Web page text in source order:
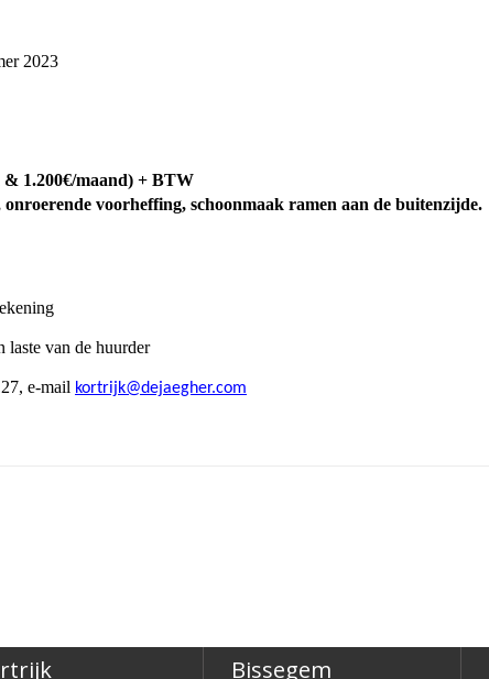
2023
& 1.200€/maand) + BTW
voorheffing, schoonmaak ramen aan de buitenzijde.
laste van de huurder
e-mail kortrijk@dejaegher.com
Bissegem